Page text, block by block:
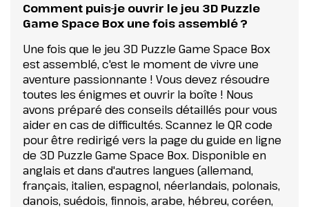
Comment puis-je ouvrir le jeu 3D Puzzle
Game Space Box une fois assemblé ?
Une fois que le jeu 3D Puzzle Game Space Box
est assemblé, c'est le moment de vivre une
aventure passionnante ! Vous devez résoudre
toutes les énigmes et ouvrir la boîte ! Nous
avons préparé des conseils détaillés pour vous
aider en cas de difficultés. Scannez le QR code
pour être redirigé vers la page du guide en ligne
de 3D Puzzle Game Space Box. Disponible en
anglais et dans d'autres langues (allemand,
français, italien, espagnol, néerlandais, polonais,
danois, suédois, finnois, arabe, hébreu, coréen,